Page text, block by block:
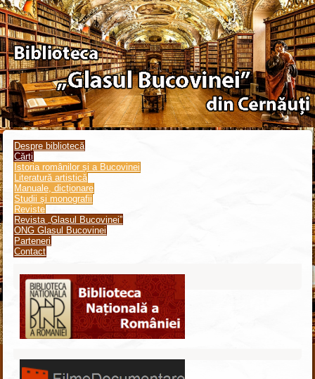
Despre bibliotecă
Cărți
Istoria românilor și a Bucovinei
Literatură artistică
Manuale, dicționare
Studii și monografii
Reviste
Revista „Glasul Bucovinei”
ONG Glasul Bucovinei
Parteneri
Contact